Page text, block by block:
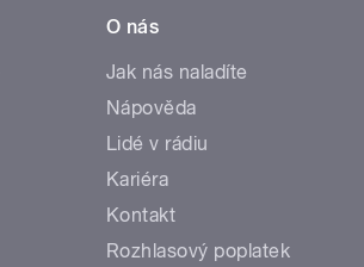
O nás
Jak nás naladíte
Nápověda
Lidé v rádiu
Kariéra
Kontakt
Rozhlasový poplatek